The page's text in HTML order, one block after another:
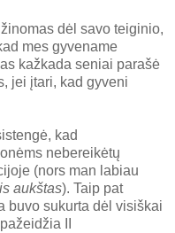
dėl savo teiginio,
mes gyvename
kažkada seniai parašė
jei įtari, kad gyveni
kad
nebereikėtų
(nors man labiau
aukštas). Taip pat
buvo sukurta dėl visiškai
II